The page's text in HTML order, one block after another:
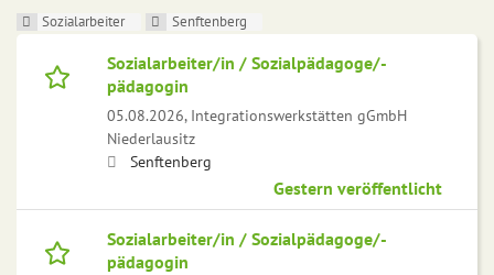
Sozialarbeiter Senftenberg
Sozialarbeiter/in / Sozialpädagoge/-
pädagogin
05.08.2026, Integrationswerkstätten gGmbH
Niederlausitz
Senftenberg
Gestern veröffentlicht
Sozialarbeiter/in / Sozialpädagoge/-
pädagogin